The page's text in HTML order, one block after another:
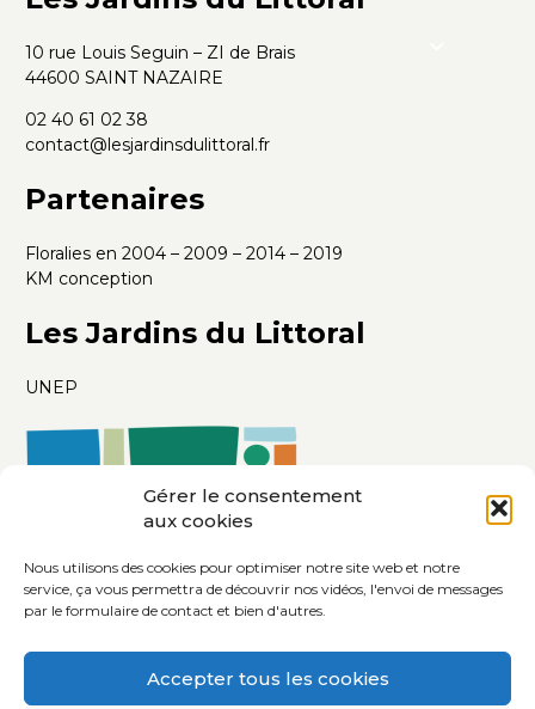
Gérer le consentement
aux cookies
Nous utilisons des cookies pour optimiser notre site web et notre
service, ça vous permettra de découvrir nos vidéos, l'envoi de messages
par le formulaire de contact et bien d'autres.
Accepter tous les cookies
10 rue Louis Seguin – ZI de Brais
44600 SAINT NAZAIRE
02 40 61 02 38
contact@lesjardinsdulittoral.fr
Partenaires
Floralies en 2004 – 2009 – 2014 – 2019
KM conception
Les Jardins du Littoral
UNEP